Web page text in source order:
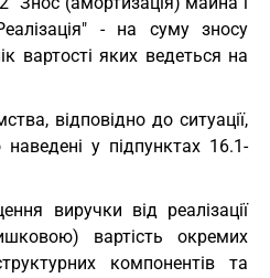
- на суму зносу
вартості яких ведеться на
відповідно до ситуації,
у підпунктах 16.1-
виручки від реалізації
вартість окремих
компонентів та